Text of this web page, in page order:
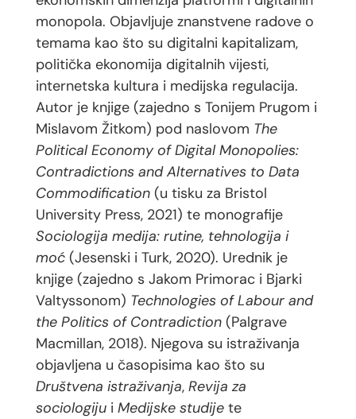
monopola. Objavljuje znanstvene radove o
temama kao što su digitalni kapitalizam,
politička ekonomija digitalnih vijesti,
internetska kultura i medijska regulacija.
Autor je knjige (zajedno s Tonijem Prugom i
Mislavom Žitkom) pod naslovom The
Political Economy of Digital Monopolies:
Contradictions and Alternatives to Data
Commodification(u tisku za Bristol
University Press, 2021) te monografije
Sociologija medija: rutine, tehnologija i
moć(Jesenski i Turk, 2020). Urednik je
knjige (zajedno s Jakom Primorac i Bjarki
Valtyssonom) Technologies of Labour and
the Politics of Contradiction(Palgrave
Macmillan, 2018). Njegova su istraživanja
objavljena u časopisima kao što su
Društvena istraživanja, Revija za
sociologijui Medijske studijete